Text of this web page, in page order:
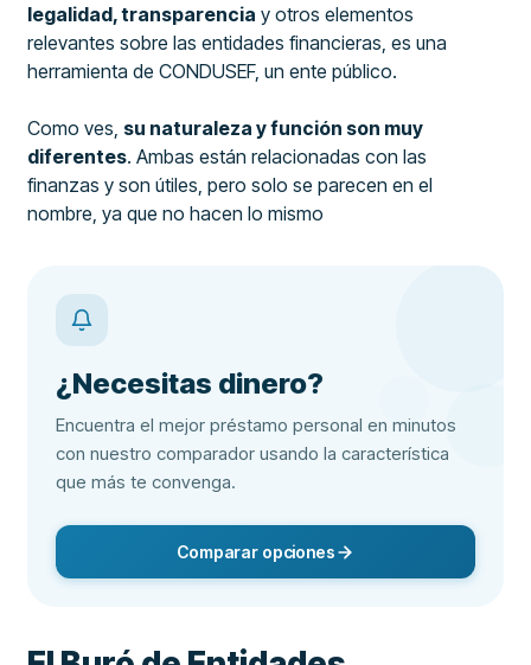
legalidad, transparencia y otros elementos
relevantes sobre las entidades financieras, es una
herramienta de CONDUSEF, un ente público.
Como ves, su naturaleza y función son muy
diferentes. Ambas están relacionadas con las
finanzas y son útiles, pero solo se parecen en el
nombre, ya que no hacen lo mismo
¿Necesitas dinero?
Encuentra el mejor préstamo personal en minutos
con nuestro comparador usando la característica
que más te convenga.
Comparar opciones